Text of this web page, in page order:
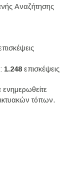
Αναζήτησης
1.248 επισκέψεις
τόπων.